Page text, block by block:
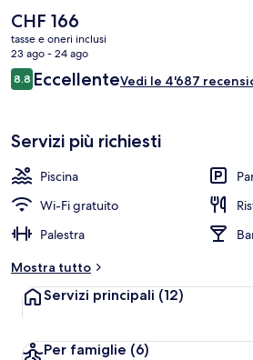
Il
prezzo
attuale
è
CHF 166
CHF 166
tasse e oneri inclusi
23 ago - 24 ago
Recensioni
8.88.8 su 10
EccellenteVedi le 4'687
Servizi più richiesti
Piscina
Wi-Fi gratuito
Palestra
Mostra tutto
Servizi principali (12)
Per famiglie (6)